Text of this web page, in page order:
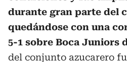
durante gran parte del
quedándose con una
5-1 sobre Boca Juniors
del conjunto azucarero